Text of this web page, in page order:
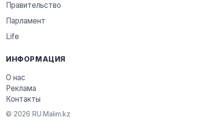
Правительство
Парламент
Life
ИНФОРМАЦИЯ
О нас
Реклама
Контакты
© 2026 RU.Malim.kz